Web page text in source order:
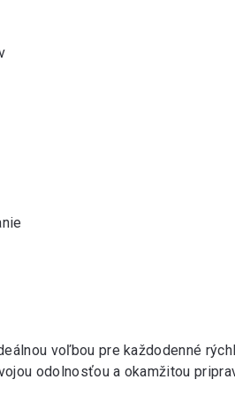
voľbou pre každodenné
odolnosťou a okamžitou